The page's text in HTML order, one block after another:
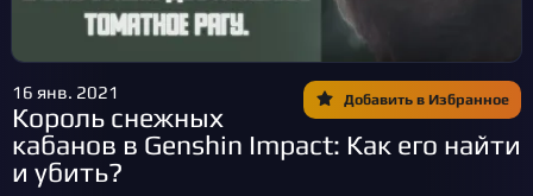
Добавить в Избранное
16 янв. 2021
Король снежных
кабанов в Genshin Impact: Как его найти
и убить?